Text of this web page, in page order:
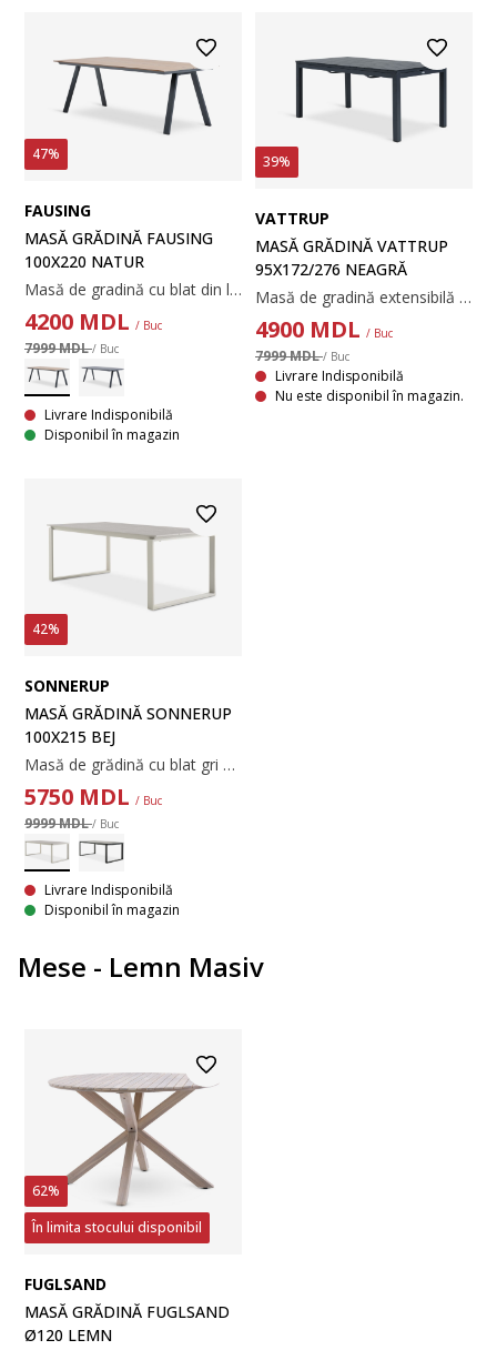
47%
FAUSING
MASĂ GRĂDINĂ FAUSING
100X220 NATUR
Masă de gradină cu blat din lemn artificial. Cadru și picioare din aluminiu vopsit cu pulbere. Lemnul artificial are aspectul și textura lemnului natural fără a necesita întreținere. Aluminiul este un material ușor și robust, care nu ruginește. 100x220x74 cm
4200 MDL / Buc
7999 MDL/ Buc
Livrare Indisponibilă
Disponibil în magazin
39%
VATTRUP
MASĂ GRĂDINĂ VATTRUP
95X172/276 NEAGRĂ
Masă de gradină extensibilă cu 2 extensii, care pot fi depozitate sub blat. Masa de gradină are un blat negru din lemn artificial. Cadru și picioare asortate din aluminiu vopsit cu pulbere. Lemnul artificial are aspectul și textura lemnului natural fără a necesita întreținere. Aluminiul este un material ușor și robust, care nu ruginește. Se extinde până la 229 sau 276 cm pentru a găzdui adunări mai mari. 95x172x76 cm
4900 MDL / Buc
7999 MDL/ Buc
Livrare Indisponibilă
Nu este disponibil în magazin.
42%
SONNERUP
MASĂ GRĂDINĂ SONNERUP
100X215 BEJ
Masă de grădină cu blat gri din lemn compozit DURAWOOD® cu aspect de beton. Cadru negru și picioare din aluminiu vopsit cu pulbere. Această masă de grădină minimalistă combină designul industrial cu un aspect elegant. DURAWOOD® este un material compozit durabil, care nu necesită întreținere, format din fibră de lemn de esență tare FSC® și plastic. Aluminiul este un material ușor și robust, care nu ruginește. 100x215x75 cm
5750 MDL / Buc
9999 MDL/ Buc
Livrare Indisponibilă
Disponibil în magazin
Mese - Lemn Masiv
62%
În limita stocului disponibil
FUGLSAND
MASĂ GRĂDINĂ FUGLSAND
Ø120 LEMN